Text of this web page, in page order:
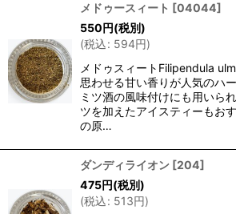
メドゥースィート [04044]
550円(税別)
(税込: 594円)
メドゥスィートFilipendula
思わせる甘い香りが人気のハ
ミツ酒の風味付けにも用いら
ツを加えたアイスティーもお
の原…
ダンディライオン [204]
475円(税別)
(税込: 513円)